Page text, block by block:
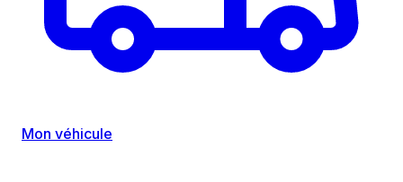
Mon véhicule